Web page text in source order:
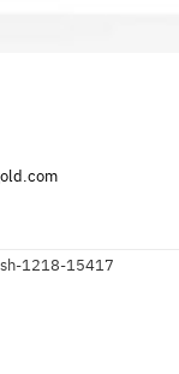
1218-15417